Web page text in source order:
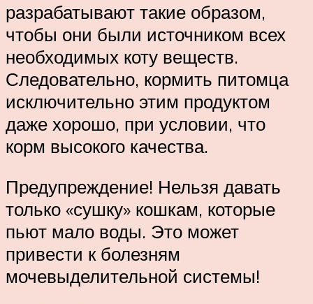
разрабатывают такие образом,
чтобы они были источником всех
необходимых коту веществ.
Следовательно, кормить питомца
исключительно этим продуктом
даже хорошо, при условии, что
корм высокого качества.
Предупреждение! Нельзя давать
только «сушку» кошкам, которые
пьют мало воды. Это может
привести к болезням
мочевыделительной системы!